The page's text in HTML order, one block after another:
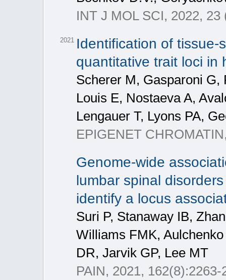
INT J MOL SCI, 2022, 23
2021 Identification of tissue-
quantitative trait loci in
Scherer M, Gasparoni G,
Louis E, Nostaeva A,
Lengauer T, Lyons PA,
EPIGENET
Genome-wide
lumbar spinal
identify a locus
Suri P, Stanaway IB,
Williams FMK,
DR, Jarvik GP, Lee MT
PAIN, 2021, 162(8):2263-